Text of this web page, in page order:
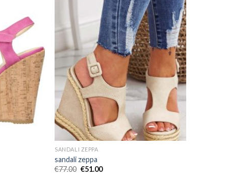
SANDALI ZEPPA
sandali zeppa
€77.00 €51.00